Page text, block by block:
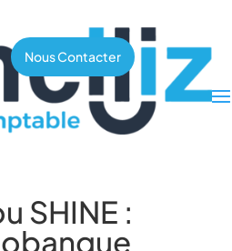
Nous Contacter
SHINE :